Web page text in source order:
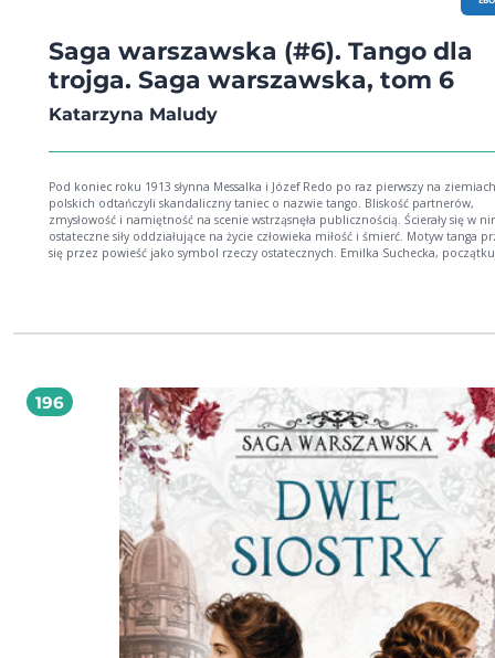
Saga warszawska (#6). Tango dla
trojga. Saga warszawska, tom 6
Katarzyna Maludy
Pod koniec roku 1913 słynna Messalka i Józef Redo po raz pierwszy na ziemiach
polskich odtańczyli skandaliczny taniec o nazwie tango. Bliskość partnerów,
zmysłowość i namiętność na scenie wstrząsnęła publicznością. Ścierały się w
ostateczne siły oddziałujące na życie człowieka miłość i śmierć. Motyw tanga przewija
się przez powieść jako symbol rzeczy ostatecznych. Emilka Suchecka,
Nie wie, że w Emilce zakochuje się jego młody współpracownik, Stanisław
wrażenie i tylko lojalność wobec Iwona nie pozwala im na śmielszy krok.
nad Europą zbierają się czarne chmury. W Sarajewie zamordowano arcyksięcia
Ferdynanda, a w Krakowie Józef Piłsudski formuje Legiony. W tle zniszczenia
Warszawy, jakich dokonali w mieście wycofujący się Rosjanie, zaskoczenie i
jaką budziły w warszawiakach pierwsze bombardowania ze sterowców i
początki motoryzacji oraz powiększenie obszaru Warszawy dokonane po
Niemców do miasta, zmiany w wyglądzie ulic i w życiu jego mieszkańców pod
niemieckim panowaniem.
196